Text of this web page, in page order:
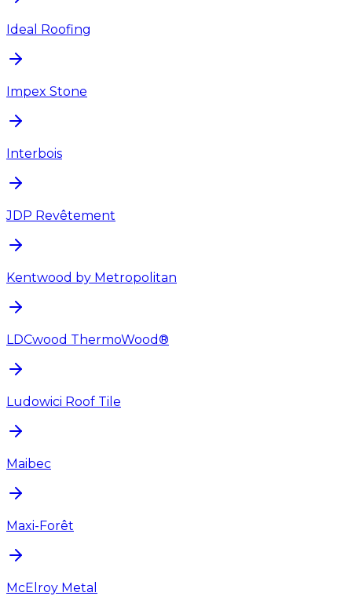
Ideal Roofing
Impex Stone
Interbois
JDP Revêtement
Kentwood by Metropolitan
LDCwood ThermoWood®
Ludowici Roof Tile
Maibec
Maxi-Forêt
McElroy Metal